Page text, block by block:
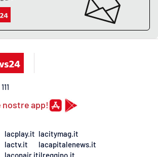
app!
lacplay.it
lactv.it
laconair.it
lacitymag.it
lacapitalenews.it
ilreggino.it